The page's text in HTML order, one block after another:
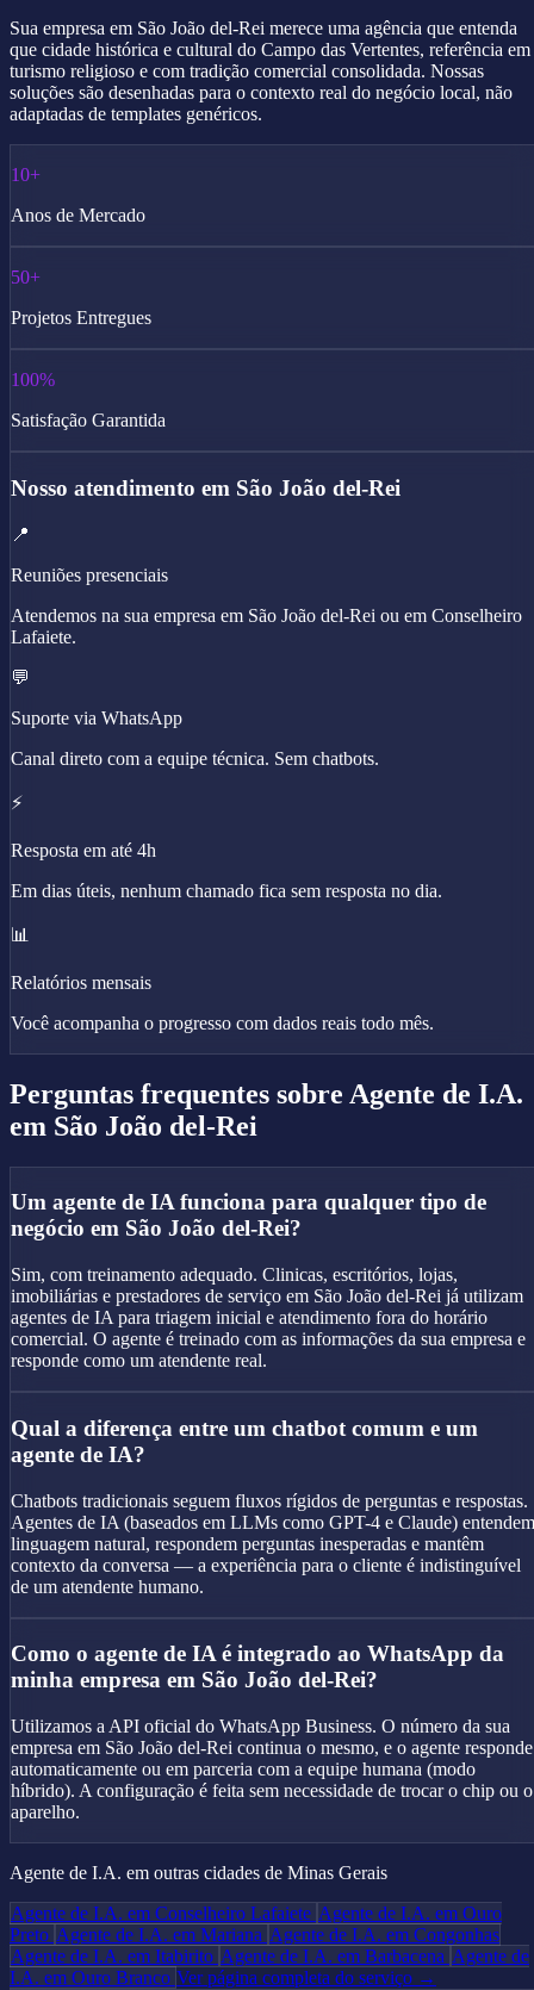
Sua empresa em São João del-Rei merece uma agência que entenda
que cidade histórica e cultural do Campo das Vertentes, referência em
turismo religioso e com tradição comercial consolidada. Nossas
soluções são desenhadas para o contexto real do negócio local, não
adaptadas de templates genéricos.
10+
Anos de Mercado
50+
Projetos Entregues
100%
Satisfação Garantida
Nosso atendimento em São João del-Rei
📍
Reuniões presenciais
Atendemos na sua empresa em São João del-Rei ou em Conselheiro
Lafaiete.
💬
Suporte via WhatsApp
Canal direto com a equipe técnica. Sem chatbots.
⚡
Resposta em até 4h
Em dias úteis, nenhum chamado fica sem resposta no dia.
📊
Relatórios mensais
Você acompanha o progresso com dados reais todo mês.
Perguntas frequentes sobre Agente de I.A.
em São João del-Rei
Um agente de IA funciona para qualquer tipo de
negócio em São João del-Rei?
Sim, com treinamento adequado. Clinicas, escritórios, lojas,
imobiliárias e prestadores de serviço em São João del-Rei já utilizam
agentes de IA para triagem inicial e atendimento fora do horário
comercial. O agente é treinado com as informações da sua empresa e
responde como um atendente real.
Qual a diferença entre um chatbot comum e um
agente de IA?
Chatbots tradicionais seguem fluxos rígidos de perguntas e respostas.
Agentes de IA (baseados em LLMs como GPT-4 e Claude) entendem
linguagem natural, respondem perguntas inesperadas e mantêm
contexto da conversa — a experiência para o cliente é indistinguível
de um atendente humano.
Como o agente de IA é integrado ao WhatsApp da
minha empresa em São João del-Rei?
Utilizamos a API oficial do WhatsApp Business. O número da sua
empresa em São João del-Rei continua o mesmo, e o agente responde
automaticamente ou em parceria com a equipe humana (modo
híbrido). A configuração é feita sem necessidade de trocar o chip ou o
aparelho.
Agente de I.A. em outras cidades de Minas Gerais
Agente de I.A. em Conselheiro Lafaiete Agente de I.A. em Ouro
Preto Agente de I.A. em Mariana Agente de I.A. em Congonhas
Agente de I.A. em Itabirito Agente de I.A. em Barbacena Agente de
I.A. em Ouro Branco Ver página completa do serviço →